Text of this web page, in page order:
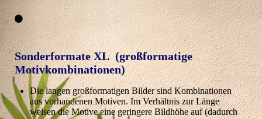
Sonderformate XL(großformatige
Motivkombinationen)
Die langen großformatigen Bilder sind Kombinationen
aus vorhandenen Motiven. Im Verhältnis zur Länge
weisen die Motive eine geringere Bildhöhe auf (dadurch